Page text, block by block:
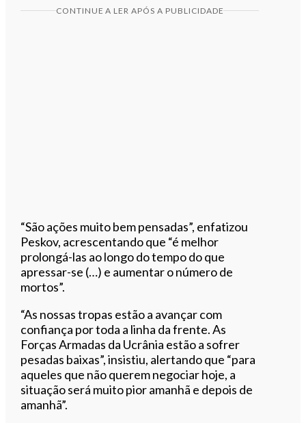
CONTINUE A LER APÓS A PUBLICIDADE
“São ações muito bem pensadas”, enfatizou
Peskov, acrescentando que “é melhor
prolongá-las ao longo do tempo do que
apressar-se (…) e aumentar o número de
mortos”.
“As nossas tropas estão a avançar com
confiança por toda a linha da frente. As
Forças Armadas da Ucrânia estão a sofrer
pesadas baixas”, insistiu, alertando que “para
aqueles que não querem negociar hoje, a
situação será muito pior amanhã e depois de
amanhã”.